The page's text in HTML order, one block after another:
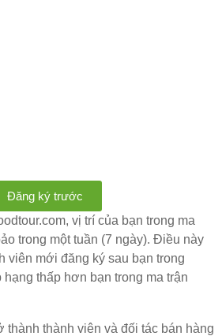
Đăng ký trước
vị trí của bạn trong ma
trong một tuần (7 ngày). Điều này
viên mới đăng ký sau bạn trong
thấp hơn bạn trong ma trận
thành thành viên và đối tác bán hàng